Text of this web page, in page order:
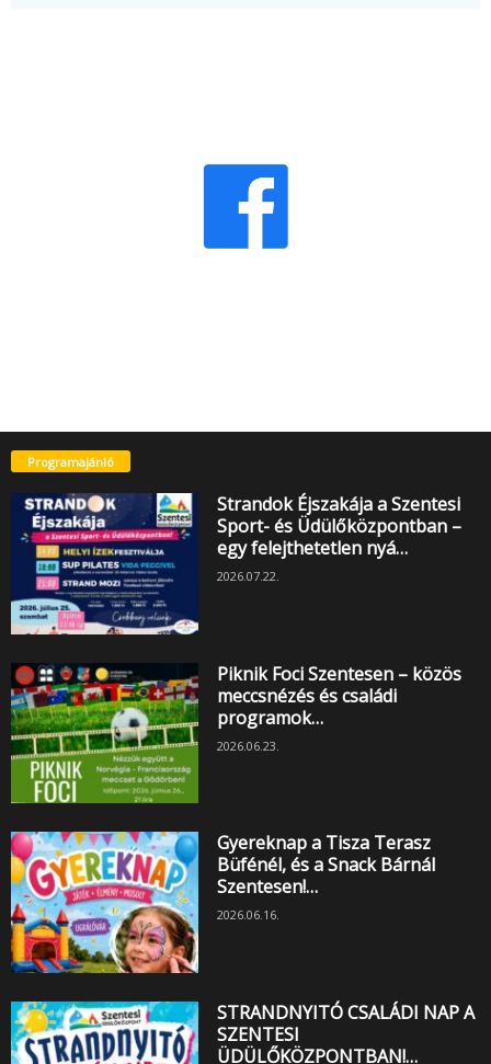
Programajánló
Strandok Éjszakája a Szentesi
Sport- és Üdülőközpontban –
egy felejthetetlen nyá…
2026.07.22.
Piknik Foci Szentesen – közös
meccsnézés és családi
programok…
2026.06.23.
Gyereknap a Tisza Terasz
Büfénél, és a Snack Bárnál
Szentesen!…
2026.06.16.
STRANDNYITÓ CSALÁDI NAP A
SZENTESI
ÜDÜLŐKÖZPONTBAN!…